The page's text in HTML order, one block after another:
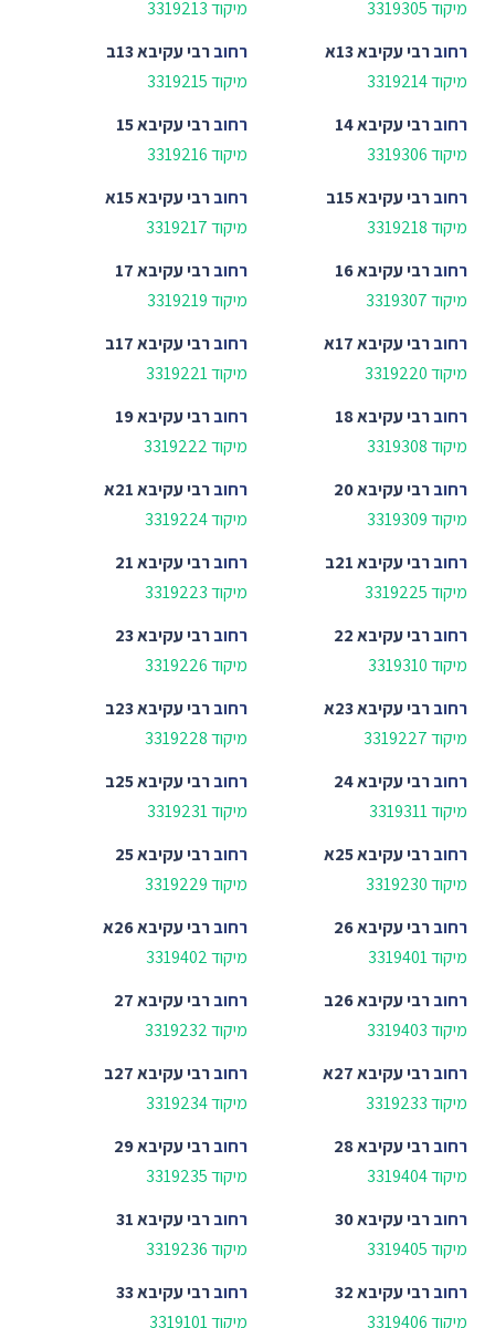
מיקוד 3319305
מיקוד 3319213
רחוברבי עקיבא 13א
מיקוד 3319214
רחוברבי עקיבא 13ב
מיקוד 3319215
רחוברבי עקיבא 14
מיקוד 3319306
רחוברבי עקיבא 15
מיקוד 3319216
רחוברבי עקיבא 15ב
מיקוד 3319218
רחוברבי עקיבא 15א
מיקוד 3319217
רחוברבי עקיבא 16
מיקוד 3319307
רחוברבי עקיבא 17
מיקוד 3319219
רחוברבי עקיבא 17א
מיקוד 3319220
רחוברבי עקיבא 17ב
מיקוד 3319221
רחוברבי עקיבא 18
מיקוד 3319308
רחוברבי עקיבא 19
מיקוד 3319222
רחוברבי עקיבא 20
מיקוד 3319309
רחוברבי עקיבא 21א
מיקוד 3319224
רחוברבי עקיבא 21ב
מיקוד 3319225
רחוברבי עקיבא 21
מיקוד 3319223
רחוברבי עקיבא 22
מיקוד 3319310
רחוברבי עקיבא 23
מיקוד 3319226
רחוברבי עקיבא 23א
מיקוד 3319227
רחוברבי עקיבא 23ב
מיקוד 3319228
רחוברבי עקיבא 24
מיקוד 3319311
רחוברבי עקיבא 25ב
מיקוד 3319231
רחוברבי עקיבא 25א
מיקוד 3319230
רחוברבי עקיבא 25
מיקוד 3319229
רחוברבי עקיבא 26
מיקוד 3319401
רחוברבי עקיבא 26א
מיקוד 3319402
רחוברבי עקיבא 26ב
מיקוד 3319403
רחוברבי עקיבא 27
מיקוד 3319232
רחוברבי עקיבא 27א
מיקוד 3319233
רחוברבי עקיבא 27ב
מיקוד 3319234
רחוברבי עקיבא 28
מיקוד 3319404
רחוברבי עקיבא 29
מיקוד 3319235
רחוברבי עקיבא 30
מיקוד 3319405
רחוברבי עקיבא 31
מיקוד 3319236
רחוברבי עקיבא 32
מיקוד 3319406
רחוברבי עקיבא 33
מיקוד 3319101